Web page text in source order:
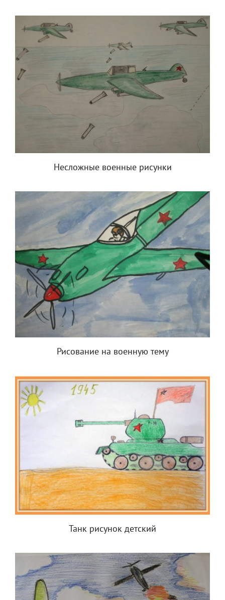
Несложные военные рисунки
Рисование на военную тему
Танк рисунок детский